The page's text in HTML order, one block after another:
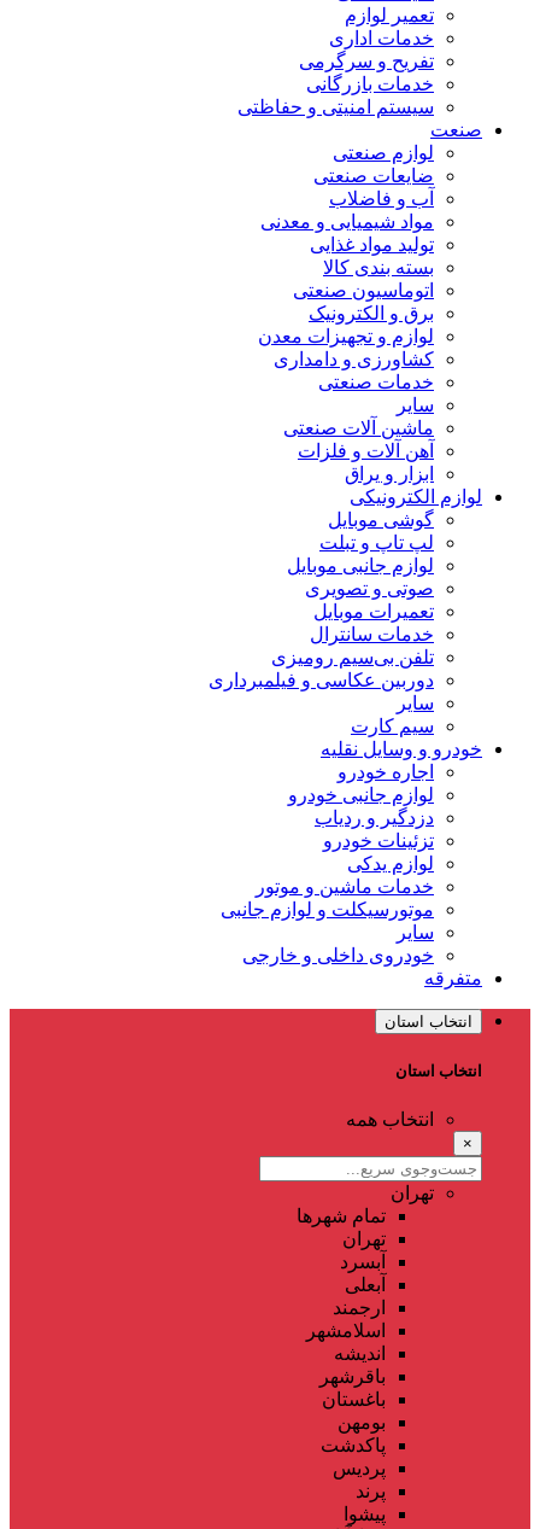
تعمیر لوازم
خدمات اداری
تفریح و سرگرمی
خدمات بازرگانی
سیستم امنیتی و حفاظتی
صنعت
لوازم صنعتی
ضایعات صنعتی
آب و فاضلاب
مواد شیمیایی و معدنی
تولید مواد غذایی
بسته بندی کالا
اتوماسیون صنعتی
برق و الکترونیک
لوازم و تجهیزات معدن
کشاورزی و دامداری
خدمات صنعتی
سایر
ماشین آلات صنعتی
آهن آلات و فلزات
ابزار و یراق
لوازم الکترونیکی
گوشی موبایل
لپ تاپ و تبلت
لوازم جانبی موبایل
صوتی و تصویری
تعمیرات موبایل
خدمات سانترال
تلفن بی‌سیم رومیزی
دوربین عکاسی و فیلمبرداری
سایر
سیم کارت
خودرو و وسایل نقلیه
اجاره خودرو
لوازم جانبی خودرو
دزدگیر و ردیاب
تزئینات خودرو
لوازم یدکی
خدمات ماشین و موتور
موتورسیکلت و لوازم جانبی
سایر
خودروی داخلی و خارجی
متفرقه
انتخاب استان
انتخاب استان
انتخاب همه
×
تهران
تمام شهر‌ها
تهران
آبسرد
آبعلی
ارجمند
اسلامشهر
اندیشه
باقرشهر
باغستان
بومهن
پاکدشت
پردیس
پرند
پیشوا